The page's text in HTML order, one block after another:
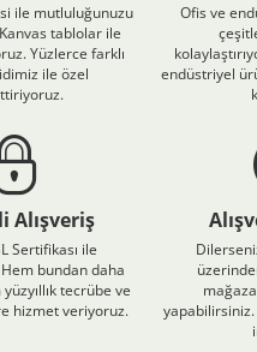
ile mutluluğunuzu
tablolar ile
Yüzlerce farklı
ile özel
Ofis ve
endüstriyel
Alışveriş
Sertifikası ile
bundan daha
tecrübe ve
hizmet veriyoruz.